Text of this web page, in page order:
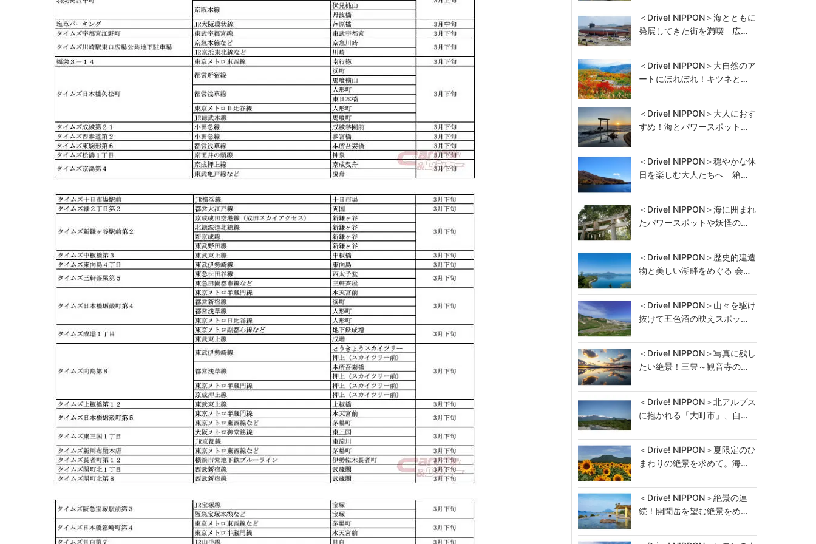
＜Drive! NIPPON＞海とともに
発展してきた街を満喫 広…
＜Drive! NIPPON＞大自然のア
ートにほれぼれ！キツネと…
＜Drive! NIPPON＞大人におす
すめ！海とパワースポット…
＜Drive! NIPPON＞穏やかな休
日を楽しむ大人たちへ 箱…
＜Drive! NIPPON＞海に囲まれ
たパワースポットや妖怪の…
＜Drive! NIPPON＞歴史的建造
物と美しい湖畔をめぐる 会…
＜Drive! NIPPON＞山々を駆け
抜けて五色沼の映えスポッ…
＜Drive! NIPPON＞写真に残し
たい絶景！三豊～観音寺の…
＜Drive! NIPPON＞北アルプス
に抱かれる「大町市」、自…
＜Drive! NIPPON＞夏限定のひ
まわりの絶景を求めて。海…
＜Drive! NIPPON＞絶景の連
続！開聞岳を望む絶景をめ…